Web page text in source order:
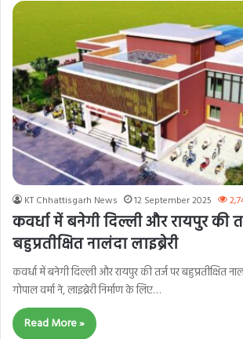
KT Chhattisgarh News 12 September 2025
कवर्धा में बनेगी दिल्ली और रायपुर की
बहुप्रतीक्षित नालंदा लाइब्रेरी
कवर्धा में बनेगी दिल्ली और रायपुर की तर्ज पर बहुप्रतीक्षित
गोपाल वर्मा ने, लाइब्रेरी निर्माण के लिए…
Read More »